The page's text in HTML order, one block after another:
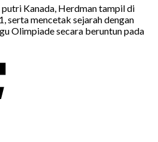
Kanada, Herdman tampil di
serta mencetak sejarah dengan
Olimpiade secara beruntun pada